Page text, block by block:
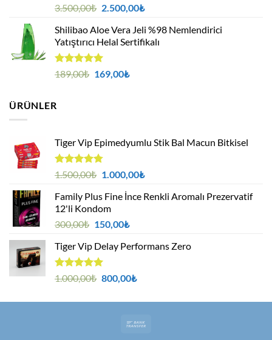
5 üzerinden
oy
aldı
3.500,00₺ Orijinal
3.500,00₺.
2.500,00₺Şu
fiyat:
2.500,00₺.
Shilibao Aloe Vera Jeli %98 Nemlendirici
Yatıştırıcı Helal Sertifikalı
5 üzerinden
oy
189,00₺ Orijinal
169,00₺Şu
ÜRÜNLER
Tiger Vip Epimedyumlu Stik Bal Macun Bitkisel
5
üzerinden
4.75
oy
aldı
1.500,00₺ Orijinal
1.500,00₺.
1.000,00₺Şu
fiyat:
Family Plus Fine İnce Renkli Aromalı Prezervatif
12'li Kondom
300,00₺ Orijinal
300,00₺.
150,00₺Şu
fiyat:
Tiger Vip Delay Performans Zero
5 üzerinden
oy
1.000,00₺ Orijinal
1.000,00₺.
800,00₺Şu
fiyat: